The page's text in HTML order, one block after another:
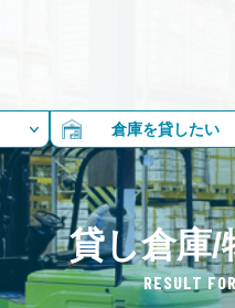
倉庫を貸したい
貸し倉庫/
RESULT